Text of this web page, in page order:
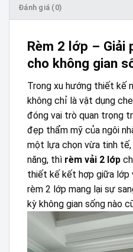
Đánh giá (0)
Rèm 2 lớp – Giải
cho không gian
Trong xu hướng thiết kế
không chỉ là vật dụng
đóng vai trò quan trọng
đẹp thẩm mỹ của ngôi
một lựa chọn vừa tinh
năng, thì rèm vải 2 lớp
thiết kế kết hợp giữa lớp
rèm 2 lớp mang lại sự
kỳ không gian sống nào